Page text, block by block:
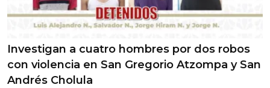
Investigan a cuatro hombres por dos robos
con violencia en San Gregorio Atzompa y San
Andrés Cholula